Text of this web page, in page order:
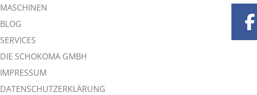
MASCHINEN
BLOG
SERVICES
DIE SCHOKOMA GMBH
IMPRESSUM
DATENSCHUTZERKLÄRUNG